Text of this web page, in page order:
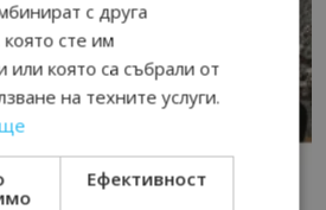
с друга
сте им
или която са събрали от
на техните услуги.
Ефективност